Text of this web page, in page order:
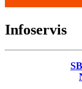
Infoservis